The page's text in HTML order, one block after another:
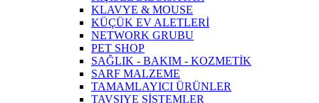
KLAVYE & MOUSE
KÜÇÜK EV ALETLERİ
NETWORK GRUBU
PET SHOP
SAĞLIK - BAKIM - KOZMETİK
SARF MALZEME
TAMAMLAYICI ÜRÜNLER
TAVSIYE SİSTEMLER